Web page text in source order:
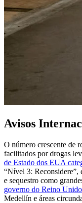
Avisos
O número crescente de
facilitados por drogas
de Estado dos EUA
“Nível 3: Reconsidere”,
e sequestro como
governo do Reino Unido
Medellín e áreas